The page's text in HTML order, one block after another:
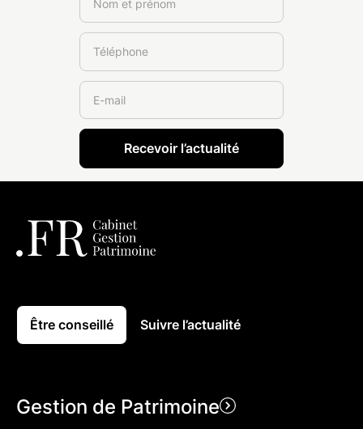
Être conseillé Suivre l’actualité
Gestion de Patrimoine